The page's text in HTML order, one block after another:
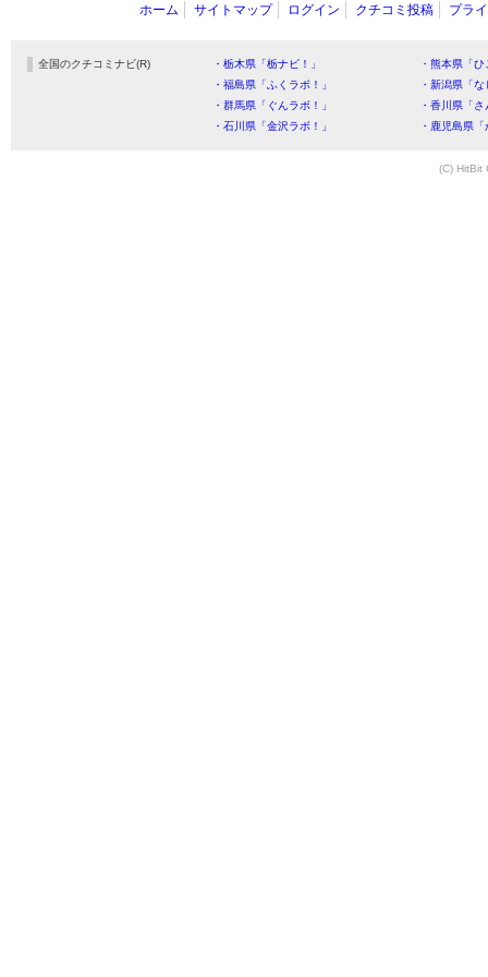
ホーム サイトマップ ログイン クチコミ投稿 プラ
全国のクチコミナビ(R) ・栃木県「栃ナビ！」
・熊本県「
・福島県「ふくラボ！」
・新潟県「
・群馬県「ぐんラボ！」
・香川県「
・石川県「金沢ラボ！」
・鹿児島県
(C) HitBit